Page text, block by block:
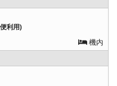
利用)
機内